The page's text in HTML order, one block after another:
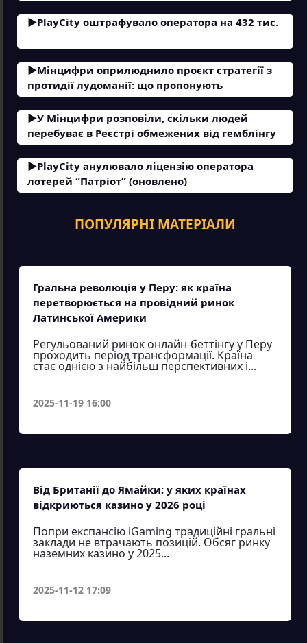
PlayCity оштрафувало оператора на 432 тис.
Мінцифри оприлюднило проєкт стратегії з
протидії лудоманії: що пропонують
У Мінцифри розповіли, скільки людей
перебуває в Реєстрі обмежених від гемблінгу
PlayCity анулювало ліцензію оператора
лотерей “Патріот” (оновлено)
ПОПУЛЯРНІ МАТЕРІАЛИ
Гральна революція у Перу: як країна
перетворюється на провідний ринок
Латинської Америки
Регульований ринок онлайн-беттінгу у Перу
проходить період трансформації. Країна
стає однією з найбільш перспективних і...
2025-11-19 16:00
Від Британії до Ямайки: у яких країнах
відкриються казино у 2026 році
Попри експансію iGaming традиційні гральні
заклади не втрачають позицій. Обсяг ринку
наземних казино у 2025...
2025-11-12 17:09